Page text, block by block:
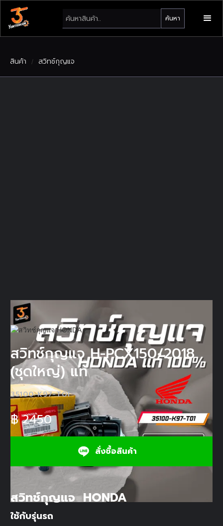
สินค้า / สวิทช์กุญแจ
สวิทช์กุญแจ H-PCX150/2018
(ชุดใหญ่) แท้
35100-K97-T01
฿ 2450
สั่งซื้อสินค้า
สวิทช์กุญแจ HONDA
ใช้กับรุ่นรถ